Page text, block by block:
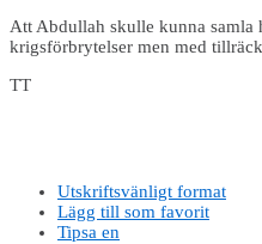
Att Abdullah skulle kunna samla
krigsförbrytelser men med
TT
Utskriftsvänligt format
Lägg till som favorit
Tipsa en